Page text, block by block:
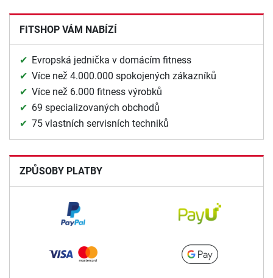
FITSHOP VÁM NABÍZÍ
Evropská jednička v domácím fitness
Více než 4.000.000 spokojených zákazníků
Více než 6.000 fitness výrobků
69 specializovaných obchodů
75 vlastních servisních techniků
ZPŮSOBY PLATBY